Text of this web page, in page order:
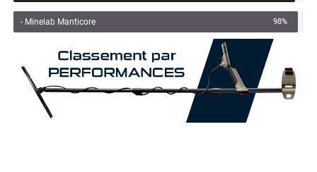
- Minelab Manticore 98%